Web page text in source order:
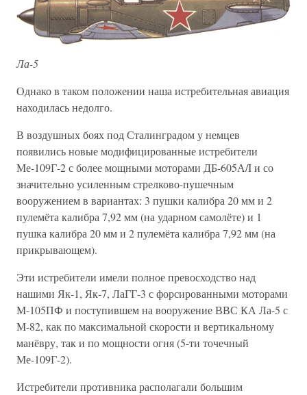
Ла-5
Однако в таком положении наша истребительная авиация
находилась недолго.
В воздушных боях под Сталинградом у немцев
появились новые модифицированные истребители
Ме-109Г-2 с более мощными моторами ДБ-605А/I и со
значительно усиленным стрелково-пушечным
вооружением в вариантах: 3 пушки калибра 20 мм и 2
пулемёта калибра 7,92 мм (на ударном самолёте) и 1
пушка калибра 20 мм и 2 пулемёта калибра 7,92 мм (на
прикрывающем).
Эти истребители имели полное превосходство над
нашими Як-1, Як-7, ЛаГГ-3 с форсированными моторами
М-105ПФ и поступившем на вооружение ВВС КА Ла-5 с
М-82, как по максимальной скорости и вертикальному
манёвру, так и по мощности огня (5-ти точечный
Ме-109Г-2).
Истребители противника располагали большим